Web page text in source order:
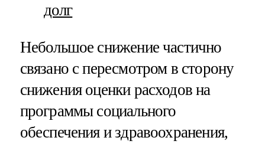
долг
Небольшое снижение частично
связано с пересмотром в сторону
снижения оценки расходов на
программы социального
обеспечения и здравоохранения,